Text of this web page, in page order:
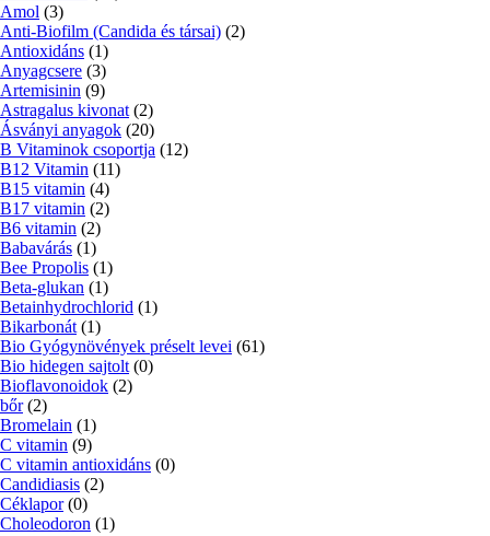
Amol (3)
Anti-Biofilm (Candida és társai) (2)
Antioxidáns (1)
Anyagcsere (3)
Artemisinin (9)
Astragalus kivonat (2)
Ásványi anyagok (20)
B Vitaminok csoportja (12)
B12 Vitamin (11)
B15 vitamin (4)
B17 vitamin (2)
B6 vitamin (2)
Babavárás (1)
Bee Propolis (1)
Beta-glukan (1)
Betainhydrochlorid (1)
Bikarbonát (1)
Bio Gyógynövények préselt levei (61)
Bio hidegen sajtolt (0)
Bioflavonoidok (2)
bőr (2)
Bromelain (1)
C vitamin (9)
C vitamin antioxidáns (0)
Candidiasis (2)
Céklapor (0)
Choleodoron (1)